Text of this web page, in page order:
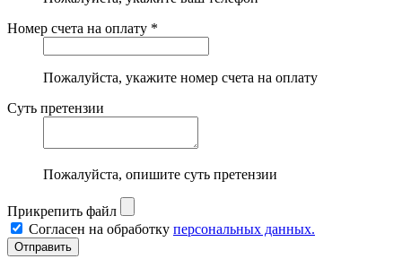
Номер счета на оплату *
Пожалуйста, укажите номер счета на оплату
Суть претензии
Пожалуйста, опишите суть претензии
Прикрепить файл
Согласен на обработку персональных данных.